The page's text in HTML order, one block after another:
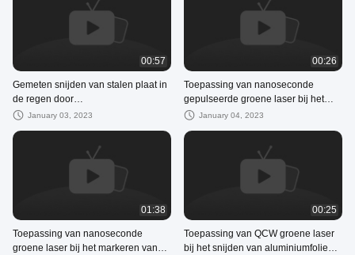
00:57
Gemeten snijden van stalen plaat in
de regen door
laserobstakelverwijderaar
January 03, 2023
00:26
Toepassing van nanoseconde
gepulseerde groene laser bij het
snijden van glas
January 04, 2023
01:38
Toepassing van nanoseconde
groene laser bij het markeren van
00:25
Toepassing van QCW groene laser
bij het snijden van aluminiumfolie